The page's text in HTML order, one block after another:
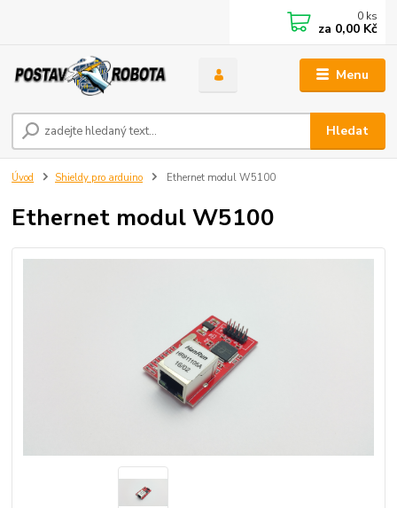
Menu
Hledat
0 ks
za 0,00 Kč
Úvod Shieldy pro arduino Ethernet modul W5100
Ethernet modul W5100